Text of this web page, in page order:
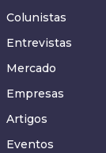
Colunistas
Entrevistas
Mercado
Empresas
Artigos
Eventos